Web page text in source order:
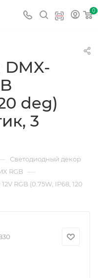
0
deg)
3
Светодиодный декор
RGB —
RGB (0.75W, IP68, 120